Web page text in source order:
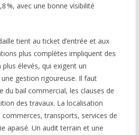
%, avec une bonne visibilité
tient au ticket d’entrée et aux
plus complètes impliquent des
élevés, qui exigent un
gestion rigoureuse. Il faut
du bail commercial, les clauses de
des travaux. La localisation
commerces, transports, services de
apaisé. Un audit terrain et une